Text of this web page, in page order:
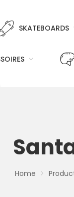
SKATEBOARDS
Home